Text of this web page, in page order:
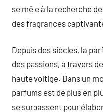
se mêle à la recherche
des fragrances
Depuis des siècles, la
des passions, à travers
haute voltige. Dans un
parfums est de plus en
se surpassent pour